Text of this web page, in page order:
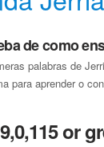
de como
palabras de
para aprender o
or